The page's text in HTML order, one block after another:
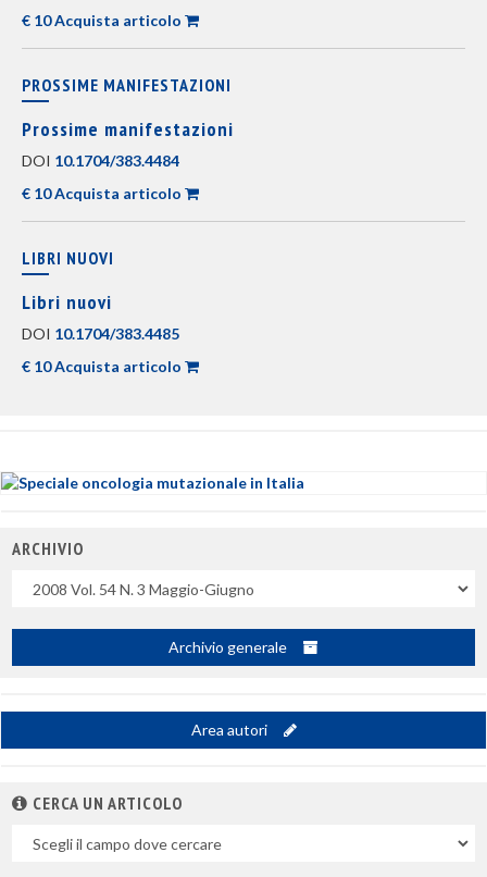
€ 10 Acquista articolo
PROSSIME MANIFESTAZIONI
Prossime manifestazioni
DOI 10.1704/383.4484
€ 10 Acquista articolo
LIBRI NUOVI
Libri nuovi
DOI 10.1704/383.4485
€ 10 Acquista articolo
ARCHIVIO
Archivio generale
Area autori
CERCA UN ARTICOLO
campo